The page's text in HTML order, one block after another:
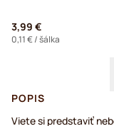
3,99 €
0,11 €/ šálka
POPIS
Viete si predstaviť